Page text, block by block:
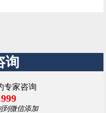
询
专家咨询
到微信添加